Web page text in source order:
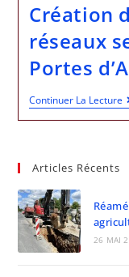
Création
réseaux
Portes
Continuer La Lecture
Articles Récents
26 MAI